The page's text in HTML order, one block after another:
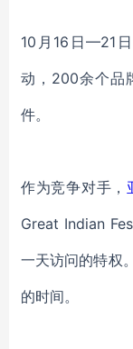
10月16日—21
动，200余个品
件。
作为竞争对手，
Great Indian
一天访问的特权
的时间。